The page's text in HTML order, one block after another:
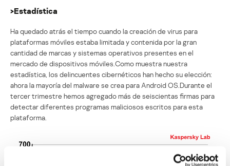
>Estadística
Ha quedado atrás el tiempo cuando la creación de virus para
plataformas móviles estaba limitada y contenida por la gran
cantidad de marcas y sistemas operativos presentes en el
mercado de dispositivos móviles.Como muestra nuestra
estadística, los delincuentes cibernéticos han hecho su elección:
ahora la mayoría del malware se crea para Android OS.Durante el
tercer trimestre hemos agregado más de seiscientas firmas para
detectar diferentes programas maliciosos escritos para esta
plataforma.